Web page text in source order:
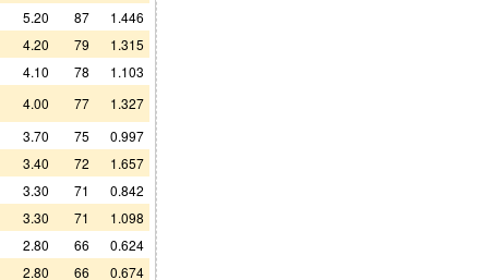
5.20 87 1.446
4.20 79 1.315
4.10 78 1.103
4.00 77 1.327
3.70 75 0.997
3.40 72 1.657
3.30 71 0.842
3.30 71 1.098
2.80 66 0.624
2.80 66 0.674